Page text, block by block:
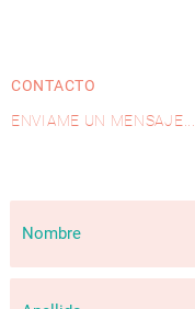
CONTACTO
ENVIAME UN MENSAJE...